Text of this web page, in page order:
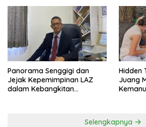
Panorama Senggigi dan
Jejak Kepemimpinan LAZ
dalam Kebangkitan
Hidden
Juang
Selengkapnya